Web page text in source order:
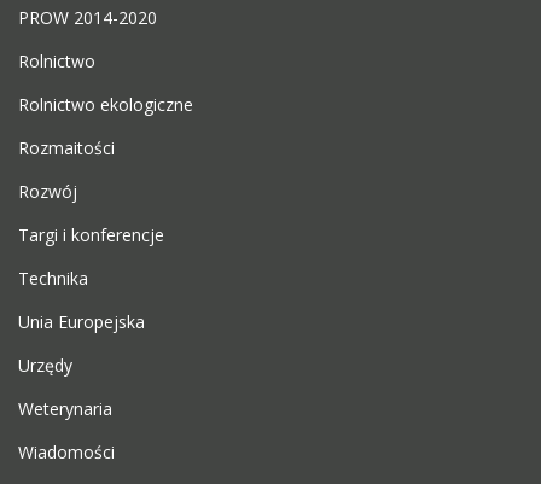
PROW 2014-2020
Rolnictwo
Rolnictwo ekologiczne
Rozmaitości
Rozwój
Targi i konferencje
Technika
Unia Europejska
Urzędy
Weterynaria
Wiadomości